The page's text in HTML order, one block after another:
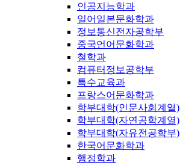
인공지능학과
일어일본문화학과
정보통신전자공학부
중국언어문화학과
철학과
컴퓨터정보공학부
특수교육과
프랑스어문화학과
학부대학(인문사회계열)
학부대학(자연공학계열)
학부대학(자유전공학부)
한국어문화학과
행정학과